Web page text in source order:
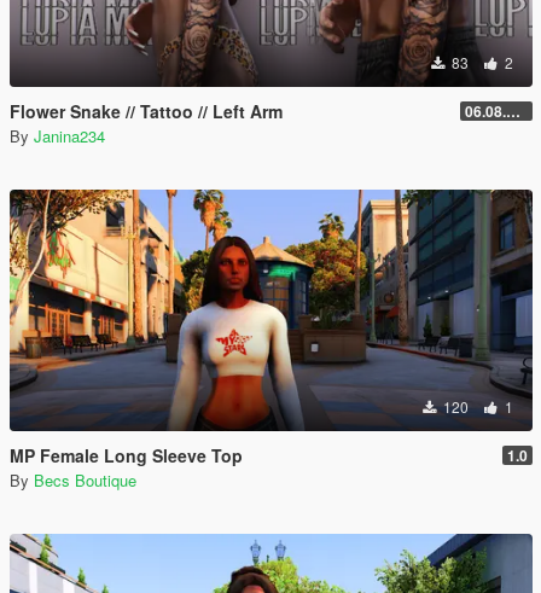
83 2
Flower Snake // Tattoo // Left Arm 06.08.2026
By Janina234
120 1
MP Female Long Sleeve Top 1.0
By Becs Boutique